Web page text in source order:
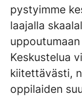
pystyimme
laajalla
Keskustelua
kiitettävästi,
oppilaiden